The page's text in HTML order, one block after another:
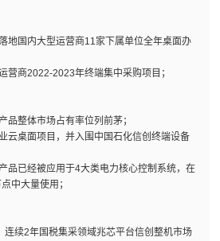
地国内大型运营商11家下属单位全年桌面办
营商2022-2023年终端集中采购项目；
品整体市场占有率位列前茅；
云桌面项目，并入围中国石化信创终端设备
品已经被应用于4大类电力核心控制系统，在
中大量使用；
连续2年国税集采领域兆芯平台信创整机市场